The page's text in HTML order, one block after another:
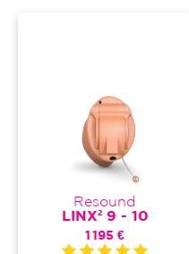
Resound
LINX² 9 - 10
1 195 €